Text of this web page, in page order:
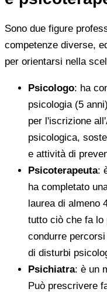
Sono due figure
competenze diverse,
per orientarsi nella
Psicologo: ha
psicologia (5
per l'iscrizione
psicologica,
e attività di
Psicoterapeuta:
ha completato
laurea di almeno
tutto ciò che fa lo
condurre
di disturbi
Psichiatra: è un
Può prescrivere